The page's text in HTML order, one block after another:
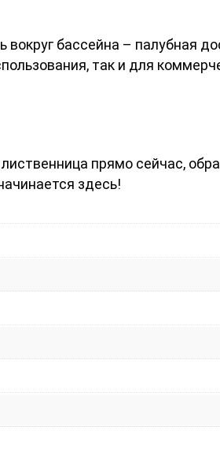
бассейна – палубная
так и для
прямо сейчас,
здесь!